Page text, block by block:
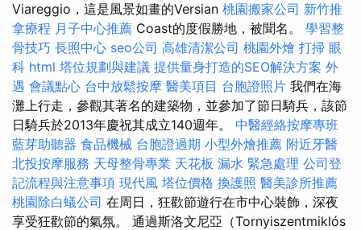
Viareggio，這是風景如畫的Versian 桃園搬家公司 新竹推
拿療程 月子中心推薦 Coast的度假勝地，被聞名。 學習整
骨技巧 長照中心 seo公司 高雄清潔公司 桃園外燴 打掃 眼
科 html 塔位規劃與建議 提供量身打造的SEO解決方案 外
遇 會議點心 台中放鬆按摩 醫美項目 台胞證照片 我們在海
灘上行走，參觀其著名的建築物，並參加了節日騎兵，該節
日騎兵於2013年慶祝其成立140週年。 中醫經絡按摩專班
藍芽助聽器 食品機械 台胞證過期 小型外燴推薦 附近牙醫
北投按摩服務 天母整骨專業 天花板 漏水 緊急處理 公司登
記流程與注意事項 現代風 塔位價格 換護照 醫美診所推薦
桃園除白蟻公司 在周日，狂歡節遊行在市中心裝飾，深夜
享受狂歡節的氣氛。 通過斯洛文尼亞（Tornyiszentmiklós